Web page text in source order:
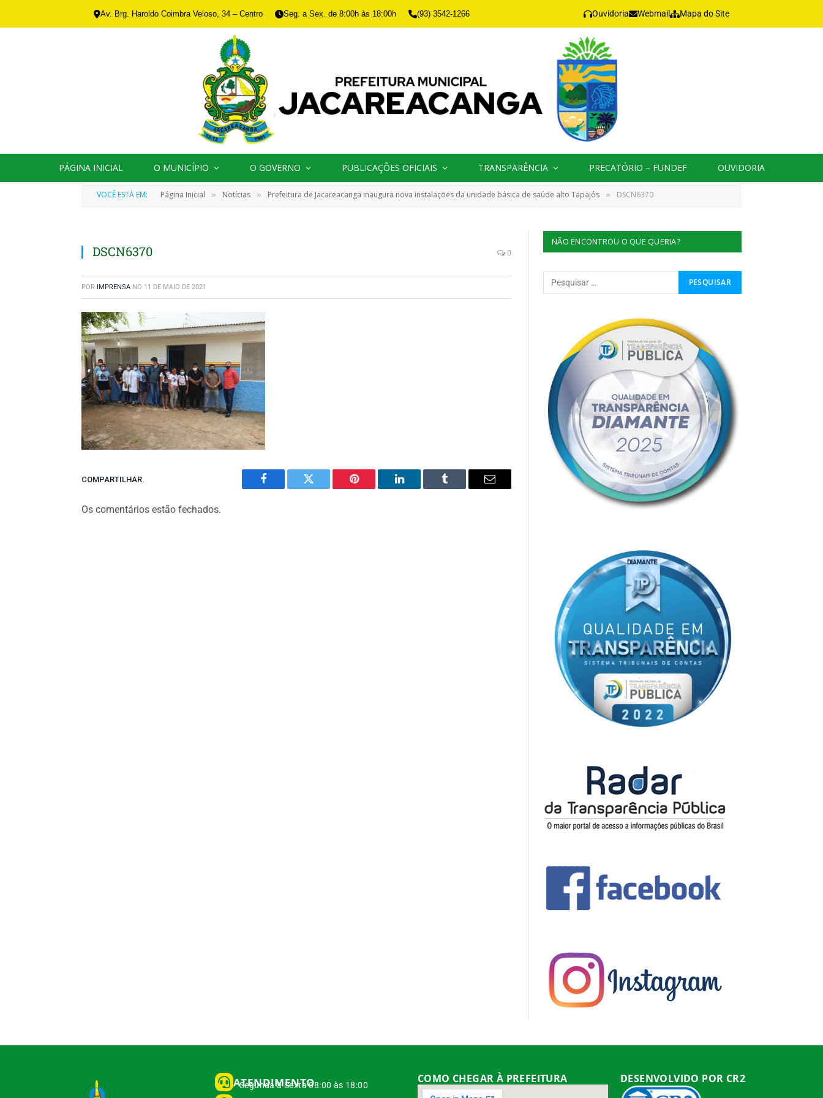
Av. Brg. Haroldo Coimbra Veloso, 34 – Centro Seg. a Sex. de 8:00h às 18:00h (93) 3542-1266 Ouvidoria Webmail Mapa do Site
PÁGINA INICIAL O MUNICÍPIO O GOVERNO PUBLICAÇÕES OFICIAIS TRANSPARÊNCIA PRECATÓRIO – FUNDEF OUVIDORIA
VOCÊ ESTÁ EM: Página Inicial » Notícias » Prefeitura de Jacareacanga inaugura nova instalações da unidade básica de saúde alto Tapajós » DSCN6370
DSCN6370 0
POR IMPRENSA NO 11 DE MAIO DE 2021
COMPARTILHAR.
Facebook Twitter Pinterest
O
Tumblr
E-
Os comentários estão fechados.
NÃO ENCONTROU O QUE QUERIA?
ATENDIMENTO
Segunda à Sexta 08:00 às 18:00 COMO CHEGAR À PREFEITURA DESENVOLVIDO POR CR2